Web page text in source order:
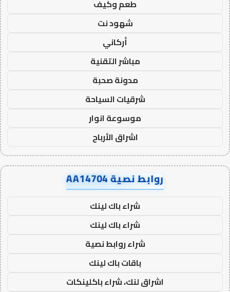
طعم وكيف
شهود نت
أركاني
مباشر التقنية
مدونة صحبة
شرقيات السياحة
موسوعة انوار
اشراق الأرباح
روابط نصية AA14704
شراء باك لينك
شراء باك لينك
شراء روابط نصية
باقات باك لينك
اشراق لنك، شراء باكلينكات